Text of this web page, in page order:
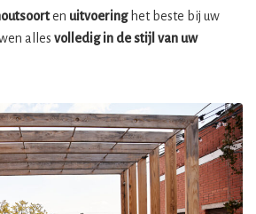
en uitvoeringhet beste bij uw
alles volledig in de stijl van uw